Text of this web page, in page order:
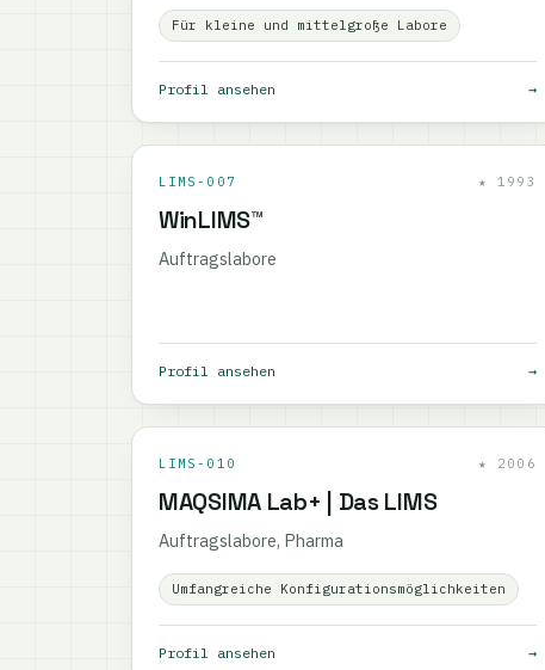
Für kleine und mittelgroße Labore
Profil ansehen →
LIMS-007 ★ 1993
WinLIMS™
Auftragslabore
Profil ansehen →
LIMS-010 ★ 2006
MAQSIMA Lab+ | Das LIMS
Auftragslabore, Pharma
Umfangreiche Konfigurationsmöglichkeiten
Profil ansehen →